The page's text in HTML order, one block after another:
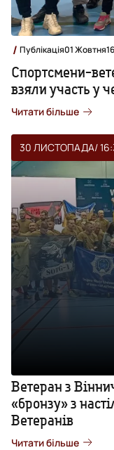
Публікація01 Жовтня
Спортсмени-
взяли участь у
Читати більше
30 ЛИСТОПАДА/
Ветеран з
«бронзу» з
Ветеранів
Читати більше